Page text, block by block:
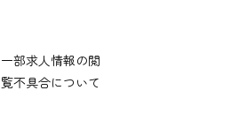
一部求人情報の閲
覧不具合について